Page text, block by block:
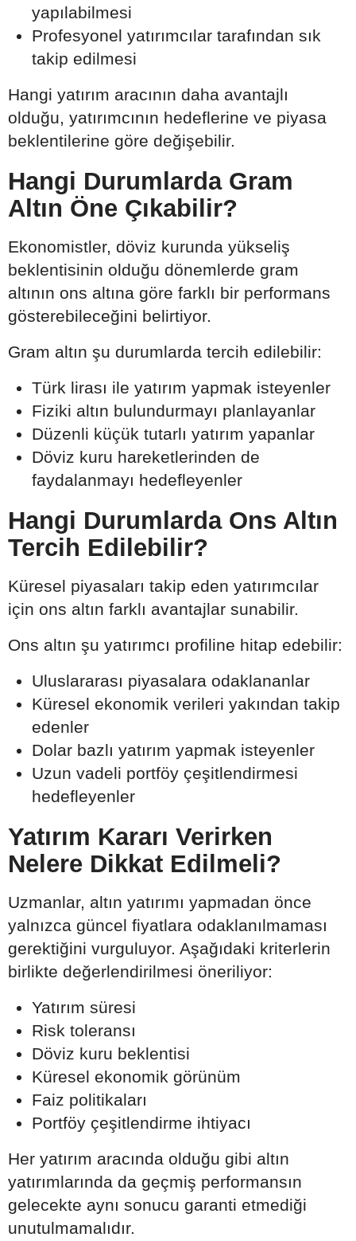
yapılabilmesi
Profesyonel yatırımcılar tarafından sık
takip edilmesi
Hangi yatırım aracının daha avantajlı
olduğu, yatırımcının hedeflerine ve piyasa
beklentilerine göre değişebilir.
Hangi Durumlarda Gram
Altın Öne Çıkabilir?
Ekonomistler, döviz kurunda yükseliş
beklentisinin olduğu dönemlerde gram
altının ons altına göre farklı bir performans
gösterebileceğini belirtiyor.
Gram altın şu durumlarda tercih edilebilir:
Türk lirası ile yatırım yapmak isteyenler
Fiziki altın bulundurmayı planlayanlar
Düzenli küçük tutarlı yatırım yapanlar
Döviz kuru hareketlerinden de
faydalanmayı hedefleyenler
Hangi Durumlarda Ons Altın
Tercih Edilebilir?
Küresel piyasaları takip eden yatırımcılar
için ons altın farklı avantajlar sunabilir.
Ons altın şu yatırımcı profiline hitap edebilir:
Uluslararası piyasalara odaklananlar
Küresel ekonomik verileri yakından takip
edenler
Dolar bazlı yatırım yapmak isteyenler
Uzun vadeli portföy çeşitlendirmesi
hedefleyenler
Yatırım Kararı Verirken
Nelere Dikkat Edilmeli?
Uzmanlar, altın yatırımı yapmadan önce
yalnızca güncel fiyatlara odaklanılmaması
gerektiğini vurguluyor. Aşağıdaki kriterlerin
birlikte değerlendirilmesi öneriliyor:
Yatırım süresi
Risk toleransı
Döviz kuru beklentisi
Küresel ekonomik görünüm
Faiz politikaları
Portföy çeşitlendirme ihtiyacı
Her yatırım aracında olduğu gibi altın
yatırımlarında da geçmiş performansın
gelecekte aynı sonucu garanti etmediği
unutulmamalıdır.